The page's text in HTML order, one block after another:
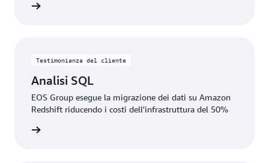
Testimonianza del cliente
Analisi SQL
EOS Group esegue la migrazione dei dati su Amazon
Redshift riducendo i costi dell'infrastruttura del 50%